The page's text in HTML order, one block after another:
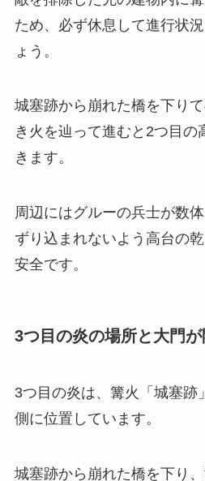
ため、必ず休息して進行状
ょう。
城塞跡から崩れた橋を下り
き火を辿って進むと2つ目の
きます。
周辺にはグルーの兵士が数
ずり込まれないよう高台の
安全です。
3つ目の炎の場所と大門
3つ目の炎は、篝火「城塞跡
側に位置しています。
城塞跡から崩れた橋を下り